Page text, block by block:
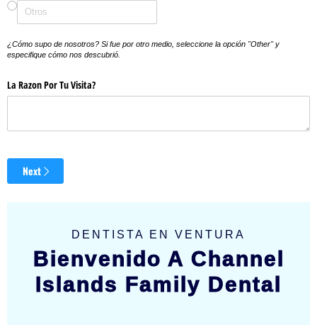
DENTISTA EN VENTURA
Bienvenido A Channel
Islands Family Dental